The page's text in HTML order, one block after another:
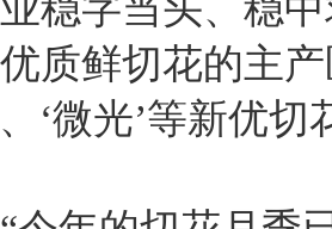
稳字当头、稳
质鲜切花的主
、‘微光’等新优